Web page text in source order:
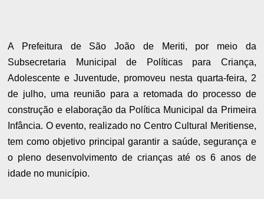
A Prefeitura de São João de Meriti, por meio da
Subsecretaria Municipal de Políticas para Criança,
Adolescente e Juventude, promoveu nesta quarta-feira, 2
de julho, uma reunião para a retomada do processo de
construção e elaboração da Política Municipal da Primeira
Infância. O evento, realizado no Centro Cultural Meritiense,
tem como objetivo principal garantir a saúde, segurança e
o pleno desenvolvimento de crianças até os 6 anos de
idade no município.